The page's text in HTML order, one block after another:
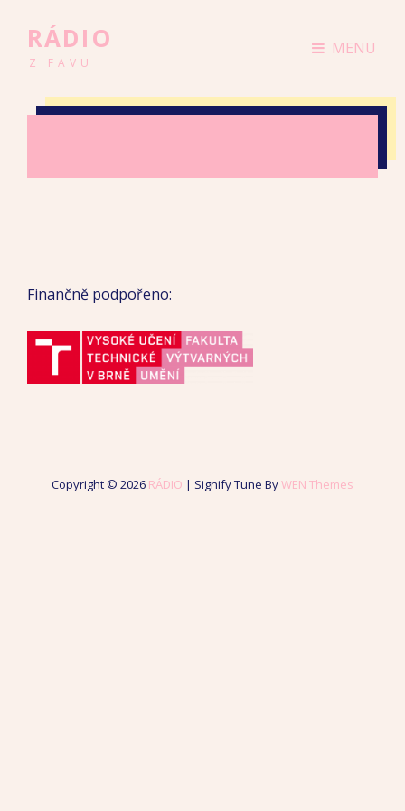
RÁDIO
Z FAVU
MENU
Finančně podpořeno:
Copyright © 2026 RÁDIO | Signify Tune ByWEN Themes